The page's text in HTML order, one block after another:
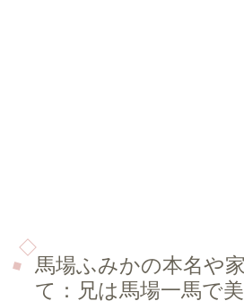
馬場ふみかの本名や
て：兄は馬場一馬で